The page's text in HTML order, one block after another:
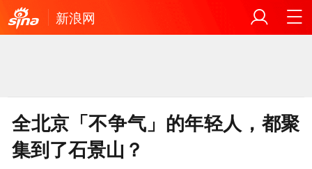
新浪网
全北京「不争气」的年轻人，都聚
集到了石景山？